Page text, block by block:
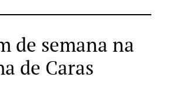
de semana na
de Caras